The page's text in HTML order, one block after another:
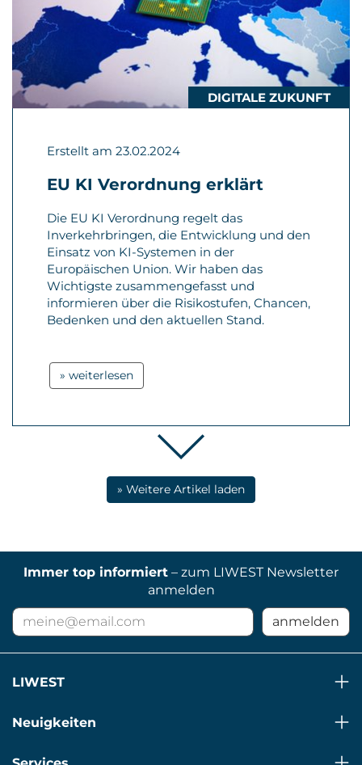
DIGITALE ZUKUNFT
Erstellt am 23.02.2024
EU KI Verordnung erklärt
Die EU KI Verordnung regelt das
Inverkehrbringen, die Entwicklung und den
Einsatz von KI-Systemen in der
Europäischen Union. Wir haben das
Wichtigste zusammengefasst und
informieren über die Risikostufen, Chancen,
Bedenken und den aktuellen Stand.
» weiterlesen
» Weitere Artikel laden
Immer top informiert – zum LIWEST Newsletter
anmelden
Mail
Adresse
anmelden
LIWEST
Neuigkeiten